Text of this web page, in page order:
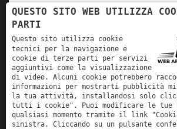
dei miei dati personali per le finalità ivi
QUESTO SITO WEB UTILIZZA
PARTI
Questo sito utilizza cookie
tecnici per la navigazione e
cookie di terze parti per servizi
aggiuntivi come la visualizzazione
di video. Alcuni cookie potrebbero
informazioni per mostrarti pubblicità
la tua attività, installandosi solo
tutti i cookie". Puoi modificare le tue
qualsiasi momento tramite il link
sinistra. Cliccando su un pulsante